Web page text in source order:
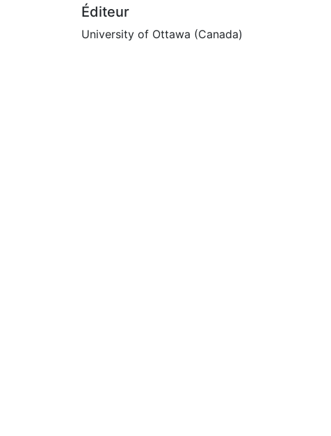
Éditeur
University of Ottawa (Canada)